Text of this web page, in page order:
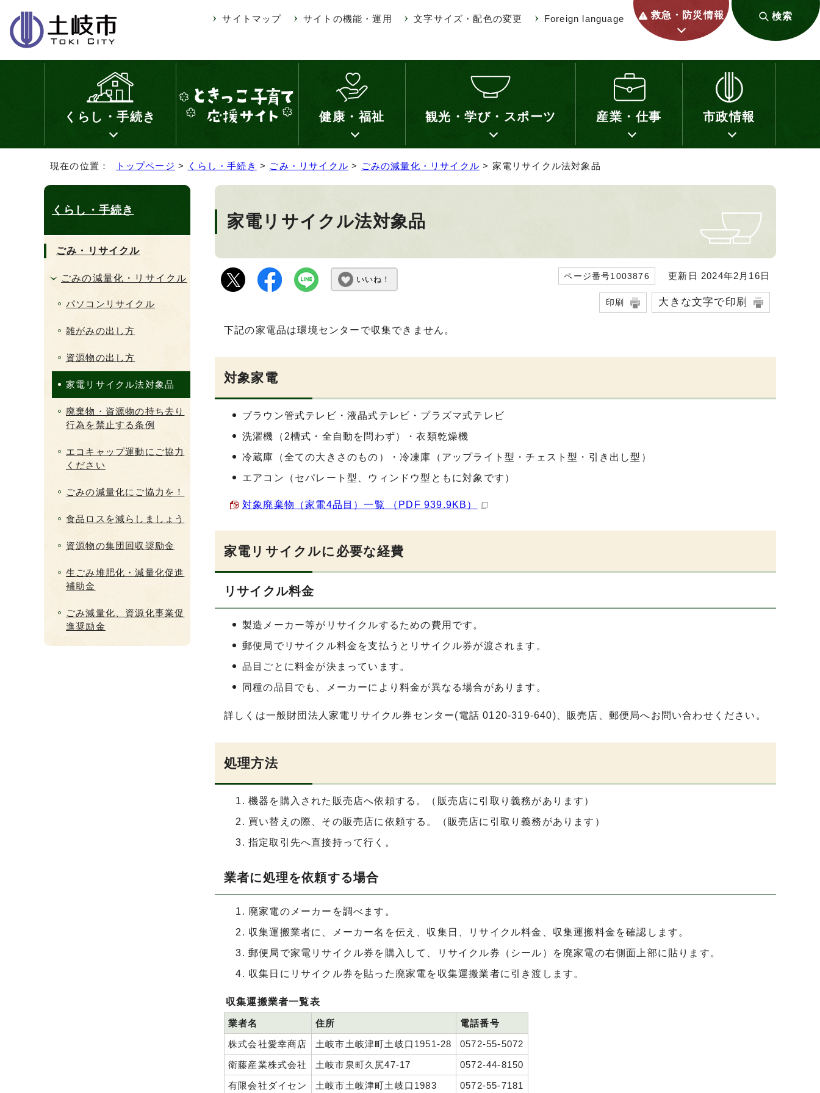
サイトマップ サイトの機能・運用 文字サイズ・配色の変更 Foreign language 救急・防災情報 検索
くらし・手続き 健康・福祉 観光・学び・スポーツ 産業・仕事 市政情報
現在の位置： トップページ > くらし・手続き > ごみ・リサイクル > ごみの減量化・リサイクル > 家電リサイクル法対象品
家電リサイクル法対象品
いいね！ ページ番号1003876 更新日 2024年2月16日
印刷 大きな文字で印刷
下記の家電品は環境センターで収集できません。
対象家電
ブラウン管式テレビ・液晶式テレビ・プラズマ式テレビ
洗濯機（2槽式・全自動を問わず）・衣類乾燥機
冷蔵庫（全ての大きさのもの）・冷凍庫（アップライト型・チェスト型・引き出し型）
エアコン（セパレート型、ウィンドウ型ともに対象です）
対象廃棄物（家電4品目）一覧 （PDF 939.9KB）
家電リサイクルに必要な経費
リサイクル料金
製造メーカー等がリサイクルするための費用です。
郵便局でリサイクル料金を支払うとリサイクル券が渡されます。
品目ごとに料金が決まっています。
同種の品目でも、メーカーにより料金が異なる場合があります。
詳しくは一般財団法人家電リサイクル券センター(電話 0120-319-640)、販売店、郵便局へお問い合わせください。
処理方法
機器を購入された販売店へ依頼する。（販売店に引取り義務があります）
買い替えの際、その販売店に依頼する。（販売店に引取り義務があります）
指定取引先へ直接持って行く。
業者に処理を依頼する場合
廃家電のメーカーを調べます。
収集運搬業者に、メーカー名を伝え、収集日、リサイクル料金、収集運搬料金を確認します。
郵便局で家電リサイクル券を購入して、リサイクル券（シール）を廃家電の右側面上部に貼ります。
収集日にリサイクル券を貼った廃家電を収集運搬業者に引き渡します。
収集運搬業者一覧表
業者名 住所
電話番号
株式会社愛幸商店
土岐市土岐津町土岐口1951-28
0572-55-5072
衛藤産業株式会社
土岐市泉町久尻47-17
0572-44-8150
有限会社ダイセン
土岐市土岐津町土岐口1983
0572-55-7181
くらし・手続き
ごみ・リサイクル
ごみの減量化・リサイクル
パソコンリサイクル
雑がみの出し方
資源物の出し方
家電リサイクル法対象品
廃棄物・資源物の持ち去り
行為を禁止する条例
エコキャップ運動にご協力
ください
ごみの減量化にご協力を！
食品ロスを減らしましょう
資源物の集団回収奨励金
生ごみ堆肥化・減量化促進
補助金
ごみ減量化、資源化事業促
進奨励金